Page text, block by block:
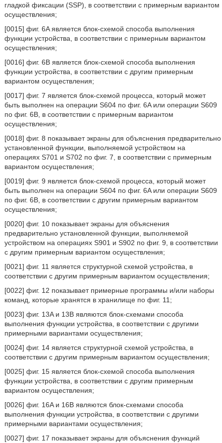
гладкой фиксации (SSP), в соответствии с примерным вариантом
осуществления;
[0015] фиг. 6A является блок-схемой способа выполнения
функции устройства, в соответствии с примерным вариантом
осуществления;
[0016] фиг. 6B является блок-схемой способа выполнения
функции устройства, в соответствии с другим примерным
вариантом осуществления;
[0017] фиг. 7 является блок-схемой процесса, который может
быть выполнен на операции S604 по фиг. 6A или операции S609
по фиг. 6B, в соответствии с примерным вариантом
осуществления;
[0018] фиг. 8 показывает экраны для объяснения предварительно
установленной функции, выполняемой устройством на
операциях S701 и S702 по фиг. 7, в соответствии с примерным
вариантом осуществления;
[0019] фиг. 9 является блок-схемой процесса, который может
быть выполнен на операции S604 по фиг. 6A или операции S609
по фиг. 6B, в соответствии с другим примерным вариантом
осуществления;
[0020] фиг. 10 показывает экраны для объяснения
предварительно установленной функции, выполняемой
устройством на операциях S901 и S902 по фиг. 9, в соответствии
с другим примерным вариантом осуществления;
[0021] фиг. 11 является структурной схемой устройства, в
соответствии с другим примерным вариантом осуществления;
[0022] фиг. 12 показывает примерные программы и/или наборы
команд, которые хранятся в хранилище по фиг. 11;
[0023] фиг. 13A и 13B являются блок-схемами способа
выполнения функции устройства, в соответствии с другими
примерными вариантами осуществления;
[0024] фиг. 14 является структурной схемой устройства, в
соответствии с другим примерным вариантом осуществления;
[0025] фиг. 15 является блок-схемой способа выполнения
функции устройства, в соответствии с другим примерным
вариантом осуществления;
[0026] фиг. 16A и 16B являются блок-схемами способа
выполнения функции устройства, в соответствии с другими
примерными вариантами осуществления;
[0027] фиг. 17 показывает экраны для объяснения функций